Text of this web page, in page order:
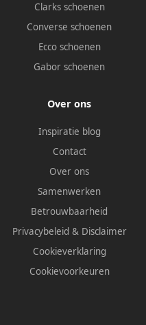
Clarks schoenen
Converse schoenen
Ecco schoenen
Gabor schoenen
Over ons
Inspiratie blog
Contact
Over ons
Samenwerken
Betrouwbaarheid
Privacybeleid & Disclaimer
Cookieverklaring
Cookievoorkeuren